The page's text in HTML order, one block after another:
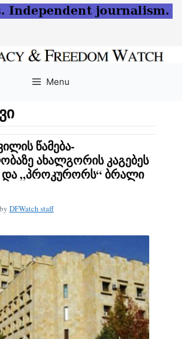
Menu
წამება-
ახალგორის კაგებეს
„პროკურორს“ ბრალი
by DFWatch staff